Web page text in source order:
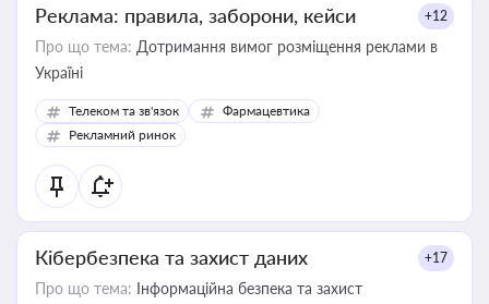
Реклама: правила, заборони, кейси +12
Про що тема: Дотримання вимог розміщення реклами в
Україні
Телеком та зв'язок
Фармацевтика
Рекламний ринок
Кібербезпека та захист даних +17
Про що тема: Інформаційна безпека та захист